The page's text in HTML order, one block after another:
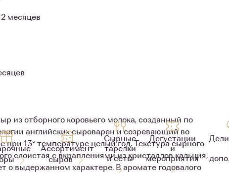
Ассортимент
сыров
Сырные
тарелки
и сеты
Дегустации
и
мероприятия
месяцев
из отборного коровьего молока, созданный по
английских сыроварен и созревающий во
13° температуре целый год. Текстура сырного
слоистая с вкраплениями из кристаллов кальция,
о выдержанном характере. В аромате годовалого